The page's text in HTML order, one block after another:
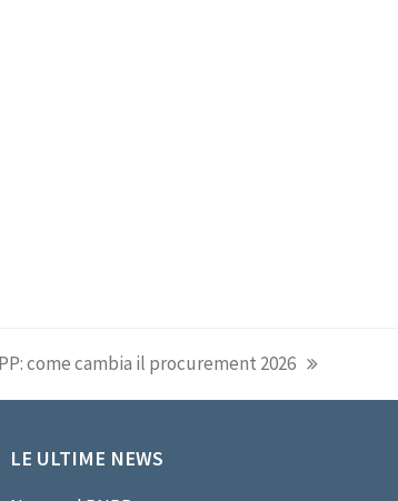
come cambia il procurement 2026
LE ULTIME NEWS